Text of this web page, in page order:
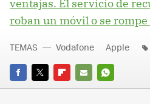
ventajas. El servicio de
roban un móvil o se rompe
FACEBOOK
TWITTERFLIPBOARD
E-
WHATSAPP
TEMAS Vodafone Apple